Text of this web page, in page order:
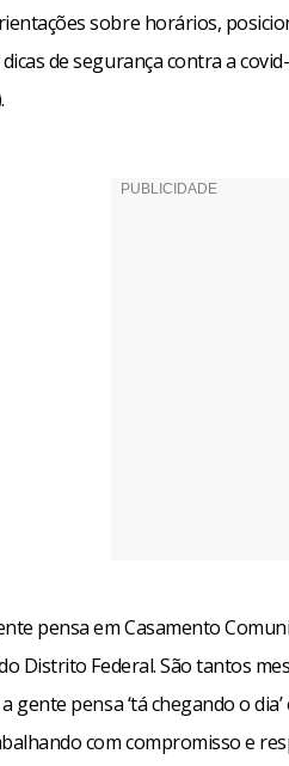
sobre horários,
de segurança contra a
pensa em Casamento
Distrito Federal. São tantos
gente pensa ‘tá chegando o
com compromisso e